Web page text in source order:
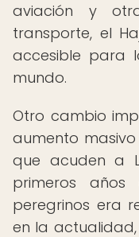
aviación y
transporte, el
accesible para
mundo.
Otro cambio
aumento
que acuden a
primeros
peregrinos era
en la